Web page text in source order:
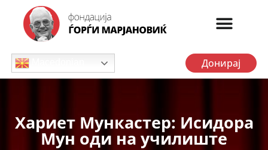
Донирај
Хариет Мункастер: Исидора
Мун оди на училиште